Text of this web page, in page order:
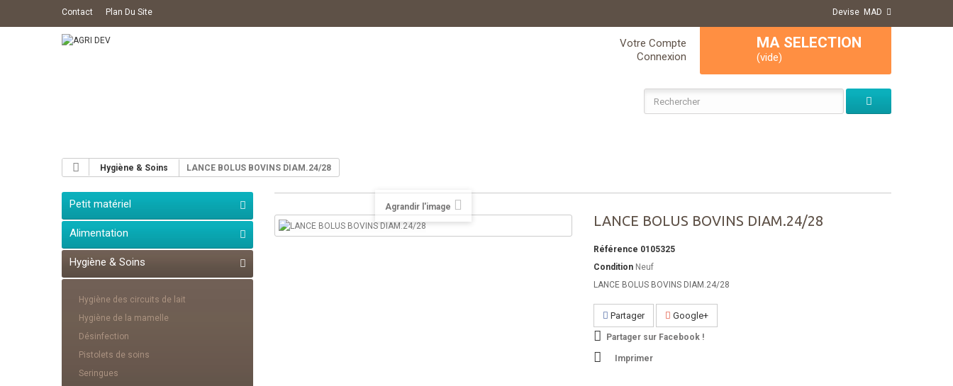
Devise MAD
Contact Plan Du Site
MA SELECTION
(vide)
Votre Compte
Connexion
Hygiène & Soins LANCE BOLUS BOVINS DIAM.24/28
Petit matériel
Alimentation
Hygiène & Soins
Hygiène des circuits de lait
Hygiène de la mamelle
Désinfection
Pistolets de soins
Seringues
Agrandir l'image
LANCE BOLUS BOVINS DIAM.24/28
Référence 0105325
Condition Neuf
LANCE BOLUS BOVINS DIAM.24/28
Partager Google+
Partager sur Facebook !
Imprimer